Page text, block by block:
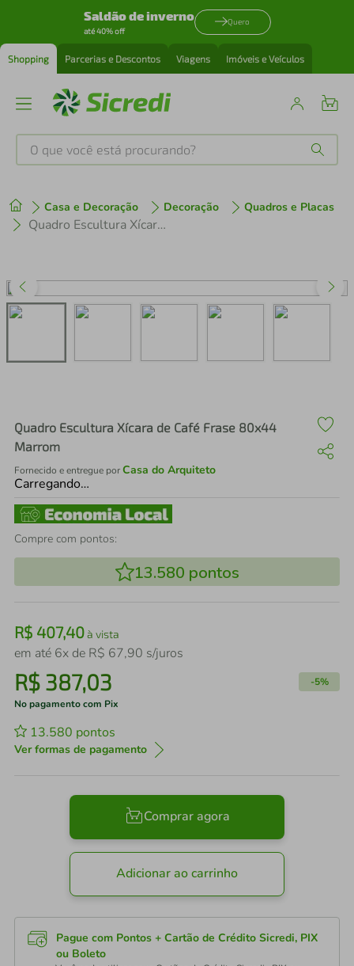
Saldão de inverno
até 40% off
Quero
Shopping Parcerias e Descontos Viagens Imóveis e Veículos
O que você está procurando?
Casa e Decoração Decoração Quadros e Placas
Quadro Escultura Xícara de Café Frase 80x44 Marrom
Quadro Escultura Xícara de Café Frase 80x44
Marrom
Fornecido e entregue porCasa do Arquiteto
Carregando…
Compre com pontos:
13.580 pontos
R$ 407,40à vista
em até 6x de R$ 67,90 s/juros
R$ 387,03 -5%
No pagamento com Pix
13.580 pontos
Ver formas de pagamento
Comprar agora
Adicionar ao carrinho
Pague com Pontos + Cartão de Crédito Sicredi, PIX
ou Boleto
1º tenis
perfume